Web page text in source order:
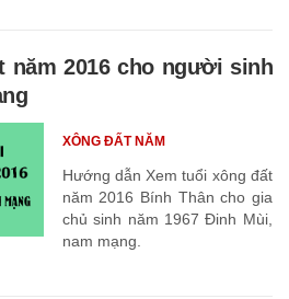
năm 2016 cho người sinh
Hướng dẫn Xem tuổi xông đất
năm 2016 Bính Thân cho gia
chủ sinh năm 1967 Đinh Mùi,
nam mạng.
XÔNG ĐẤT NĂM